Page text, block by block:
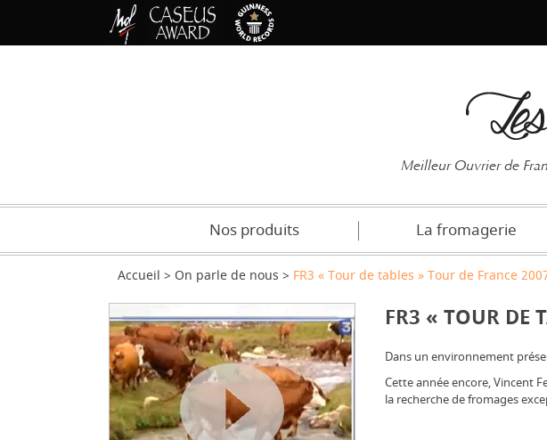
Meilleur Ouvrier de
Nos produits La fromagerie
Accueil On parle de nous FR3 « Tour de tables » Tour de France
FR3 « TOUR DE
Dans un environnement
Cette année encore, Vincent
la recherche de fromages